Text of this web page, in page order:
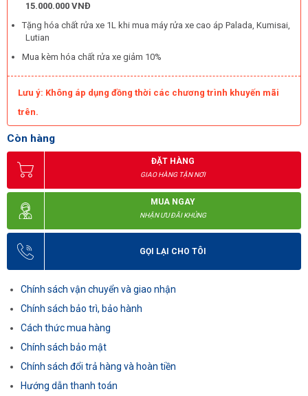
15.000.000 VNĐ
Tặng hóa chất rửa xe 1L khi mua máy rửa xe cao áp Palada, Kumisai,
Lutian
Mua kèm hóa chất rửa xe giảm 10%
Lưu ý: Không áp dụng đồng thời các chương trình khuyến mãi
trên.
Còn hàng
ĐẶT HÀNG
GIAO HÀNG TẬN NƠI
MUA NGAY
NHẬN ƯU ĐÃI KHỦNG
GỌI LẠI CHO TÔI
Chính sách vận chuyển và giao nhận
Chính sách bảo trì, bảo hành
Cách thức mua hàng
Chính sách bảo mật
Chính sách đổi trả hàng và hoàn tiền
Hướng dẫn thanh toán